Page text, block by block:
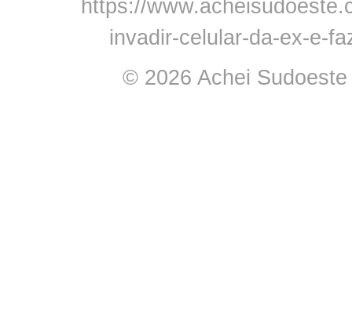
https://
invadir-celular-da-ex-e-
© 2026 Achei